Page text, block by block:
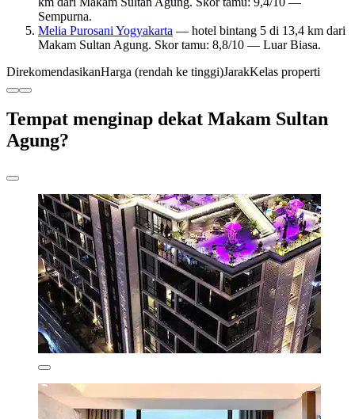
Sempurna.
Melia Purosani Yogyakarta — hotel bintang 5 di 13,4 km dari
Makam Sultan Agung. Skor tamu: 8,8/10 — Luar Biasa.
DirekomendasikanHarga (rendah ke tinggi)JarakKelas properti
Tempat menginap dekat Makam Sultan
Agung?